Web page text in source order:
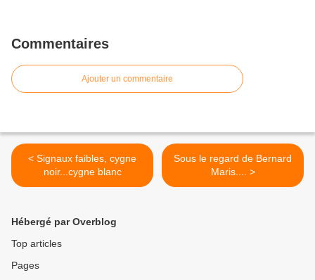
Commentaires
Ajouter un commentaire
< Signaux faibles, cygne
noir...cygne blanc
Sous le regard de Bernard
Maris.... >
Hébergé par Overblog
Top articles
Pages